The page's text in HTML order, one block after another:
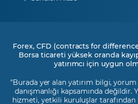
Forex, CFD (contracts for
Borsa ticareti yüksek oranda
yatırımcı için uygun
"Burada yer alan yatırım bilgi,
danışmanlığı kapsamında değildir.
hizmeti, yetkili kuruluşlar